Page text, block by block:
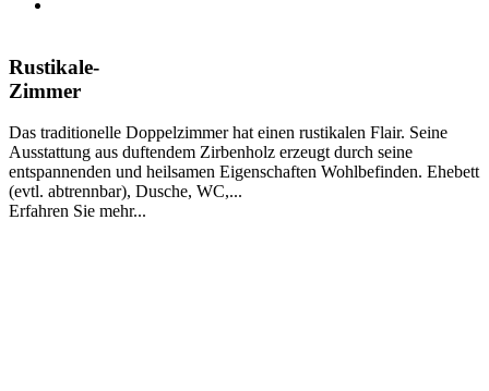
Rustikale-
Zimmer
Das traditionelle Doppelzimmer hat einen rustikalen Flair. Seine
Ausstattung aus duftendem Zirbenholz erzeugt durch seine
entspannenden und heilsamen Eigenschaften Wohlbefinden. Ehebett
(evtl. abtrennbar), Dusche, WC,...
Erfahren Sie mehr...